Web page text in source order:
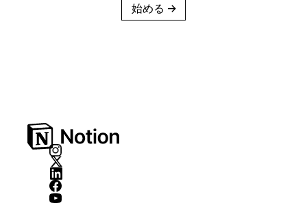
始める →